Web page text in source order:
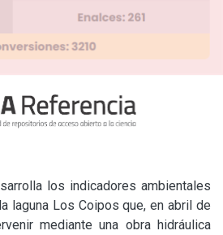
los indicadores ambientales
laguna Los Coipos que, en abril de
mediante una obra hidráulica